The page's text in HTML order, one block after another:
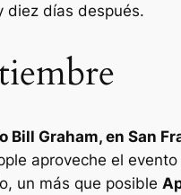
diez días después.
Bill Graham, en San
aproveche el
un más que posible